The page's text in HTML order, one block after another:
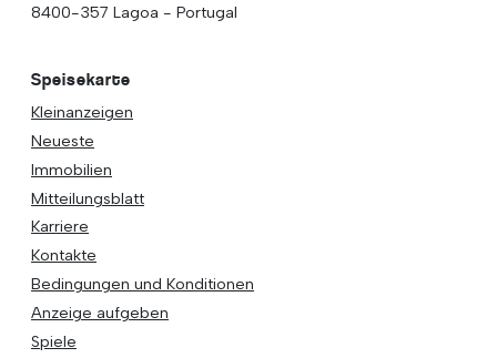
8400-357 Lagoa - Portugal
Speisekarte
Kleinanzeigen
Neueste
Immobilien
Mitteilungsblatt
Karriere
Kontakte
Bedingungen und Konditionen
Anzeige aufgeben
Spiele